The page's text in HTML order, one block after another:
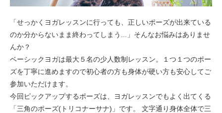
「せっかくヨガレッスンに行っても、正しいポーズが出来ている
のか分からないまま終わってしまう...」そんなお悩みはありませ
んか？
ベーシックヨガは最大５名の少人数制レッスン。１つ１つのポー
ズを丁寧に進めますので初心者の方も身体が硬い方も安心してご
参加いただけます。
今回ピックアップするポーズは、ヨガレッスンでもよく出てくる
「三角のポーズ(トリコナーサナ)」です。 文字通り身体全体で三